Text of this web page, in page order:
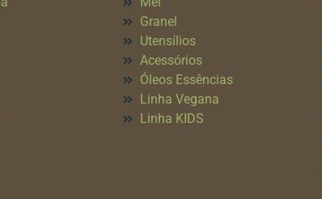
Granel
Utensílios
Acessórios
Óleos Essências
Linha Vegana
Linha KIDS